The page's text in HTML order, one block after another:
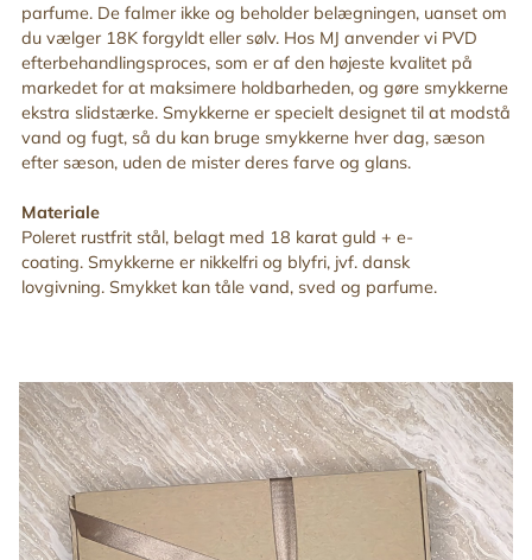
parfume. De falmer ikke og beholder belægningen, uanset om
du vælger 18K forgyldt eller sølv. Hos MJ anvender vi PVD
efterbehandlingsproces, som er af den højeste kvalitet på
markedet for at maksimere holdbarheden, og gøre smykkerne
ekstra slidstærke. Smykkerne er specielt designet til at modstå
vand og fugt, så du kan bruge smykkerne hver dag, sæson
efter sæson, uden de mister deres farve og glans.
Materiale
Poleret rustfrit stål, belagt med 18 karat guld + e-
coating. Smykkerne er nikkelfri og blyfri, jvf. dansk
lovgivning. Smykket kan tåle vand, sved og parfume.